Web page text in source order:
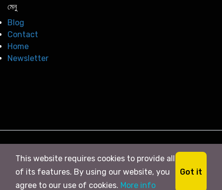
মেনু
Blog
Contact
Home
Newsletter
This website requires cookies to provide all
of its features. By using our website, you
agree to our use of cookies. More info
Got it